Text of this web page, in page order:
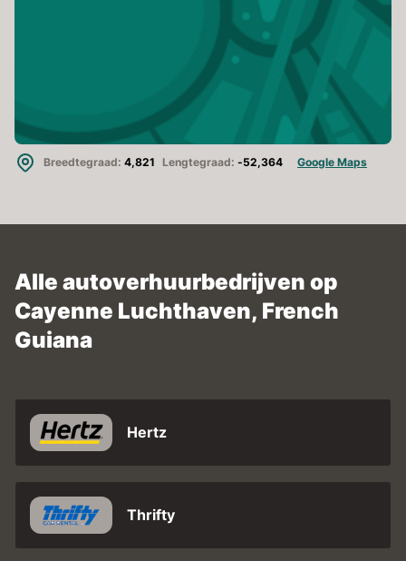
Breedtegraad: 4,821 Lengtegraad: -52,364 Google Maps
Alle autoverhuurbedrijven op
Cayenne Luchthaven, French
Guiana
Hertz
Thrifty